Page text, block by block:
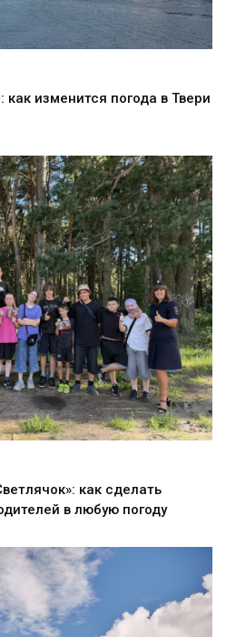
изменится погода в Твери
как сделать
в любую погоду